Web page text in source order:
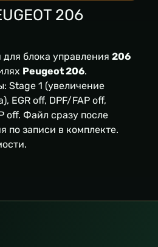
206
блока управления 206
Peugeot 206.
Stage 1 (увеличение
EGR off, DPF/FAP off,
off. Файл сразу после
по записи в комплекте.